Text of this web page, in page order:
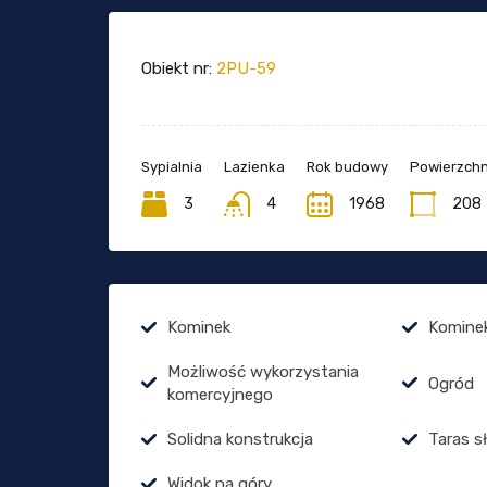
Obiekt nr: 2PU-59
Sypialnia
3
Lazienka
4
Rok budowy
1968 208
Kominek
Możliwość wykorzystania
komercyjnego
Ogród
Solidna konstrukcja Taras